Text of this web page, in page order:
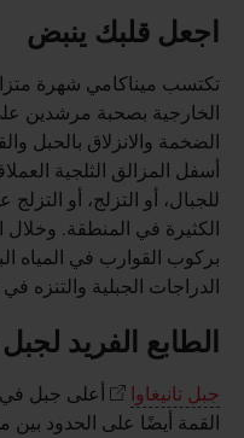
اجعل قلبك ينبض
تكتسب ميناكامي شهرة
الخارجية بصحبة مرشدين
الضخمة والانزلاق بالحبل
أسفل المزالق الثلجية
للجبال، أو التزلج، أو
الكثيرة في المنطقة. وخلال
بركوب القوارب في المياه
الدراجات الجبلية والتنزه
الطابع الفريد لجبل
جبل تانيغاوا
أعلى جبل في
القمة أيضًا على الحدود بين